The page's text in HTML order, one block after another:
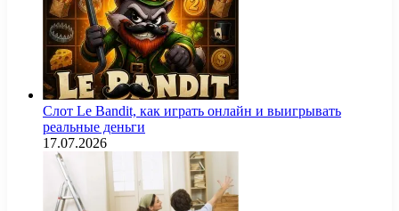
Слот Le Bandit, как играть онлайн и выигрывать
реальные деньги
17.07.2026